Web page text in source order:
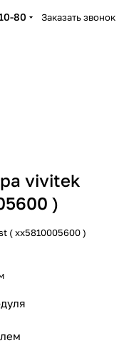
80 Заказать звонок
vivitek
)
( xx5810005600 )